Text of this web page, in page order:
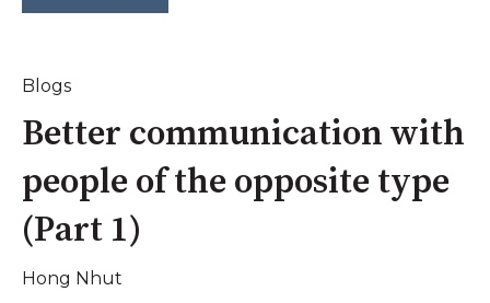
Blogs
Better communication with
people of the opposite type
(Part 1)
Hong Nhut